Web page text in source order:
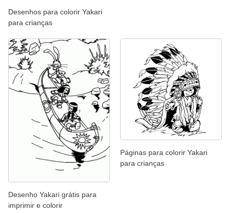
Desenhos para colorir Yakari
para crianças
Desenho Yakari grátis para
imprimir e colorir
Páginas para colorir Yakari
para crianças